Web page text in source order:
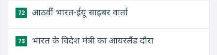
72 ​आठवीं भारत-ईयू साइबर वार्ता
73 ​भारत के विदेश मंत्री का आयरलैंड दौरा